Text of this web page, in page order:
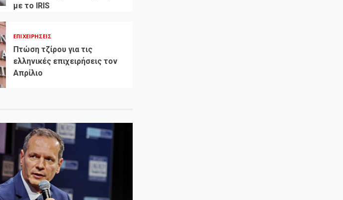
με το IRIS
ΕΠΙΧΕΙΡΉΣΕΙΣ
Πτώση τζίρου για τις
ελληνικές επιχειρήσεις τον
Απρίλιο